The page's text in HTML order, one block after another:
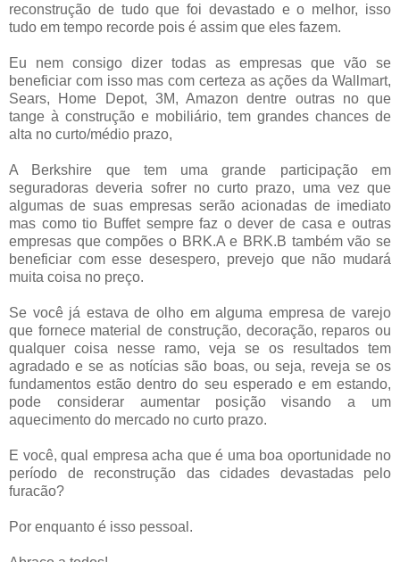
reconstrução de tudo que foi devastado e o melhor, isso
tudo em tempo recorde pois é assim que eles fazem.
Eu nem consigo dizer todas as empresas que vão se
beneficiar com isso mas com certeza as ações da Wallmart,
Sears, Home Depot, 3M, Amazon dentre outras no que
tange à construção e mobiliário, tem grandes chances de
alta no curto/médio prazo,
A Berkshire que tem uma grande participação em
seguradoras deveria sofrer no curto prazo, uma vez que
algumas de suas empresas serão acionadas de imediato
mas como tio Buffet sempre faz o dever de casa e outras
empresas que compões o BRK.A e BRK.B também vão se
beneficiar com esse desespero, prevejo que não mudará
muita coisa no preço.
Se você já estava de olho em alguma empresa de varejo
que fornece material de construção, decoração, reparos ou
qualquer coisa nesse ramo, veja se os resultados tem
agradado e se as notícias são boas, ou seja, reveja se os
fundamentos estão dentro do seu esperado e em estando,
pode considerar aumentar posição visando a um
aquecimento do mercado no curto prazo.
E você, qual empresa acha que é uma boa oportunidade no
período de reconstrução das cidades devastadas pelo
furacão?
Por enquanto é isso pessoal.